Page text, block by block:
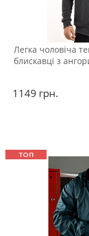
Легка чоловіча
блискавці з
1149 грн.